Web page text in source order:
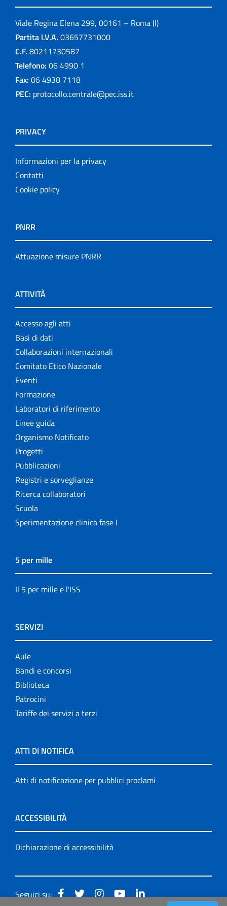
Viale Regina Elena 299, 00161 – Roma (I)
Partita I.V.A. 03657731000
C.F. 80211730587
Telefono: 06 4990 1
Fax: 06 4938 7118
PEC: protocollo.centrale@pec.iss.it
PRIVACY
Informazioni per la privacy
Contatti
Cookie policy
PNRR
Attuazione misure PNRR
ATTIVITÀ
Accesso agli atti
Basi di dati
Collaborazioni internazionali
Comitato Etico Nazionale
Eventi
Formazione
Laboratori di riferimento
Linee guida
Organismo Notificato
Progetti
Pubblicazioni
Registri e sorveglianze
Ricerca collaboratori
Scuola
Sperimentazione clinica fase I
5 per mille
Il 5 per mille e l'ISS
SERVIZI
Aule
Bandi e concorsi
Biblioteca
Patrocini
Tariffe dei servizi a terzi
ATTI DI NOTIFICA
Atti di notificazione per pubblici proclami
ACCESSIBILITÀ
Dichiarazione di accessibilità
Seguici su: